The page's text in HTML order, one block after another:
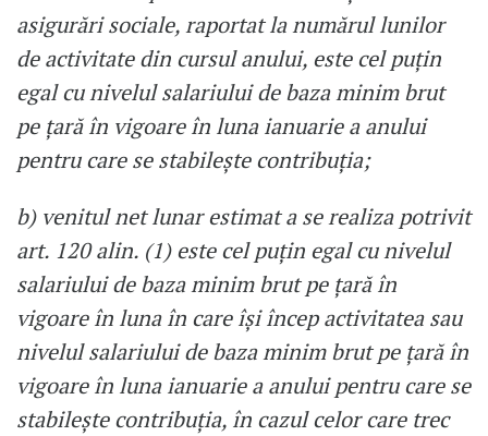
asigurări sociale, raportat la numărul lunilor
de activitate din cursul anului, este cel puţin
egal cu nivelul salariului de baza minim brut
pe ţară în vigoare în luna ianuarie a anului
pentru care se stabileşte contribuţia;
b) venitul net lunar estimat a se realiza potrivit
art. 120 alin. (1) este cel puţin egal cu nivelul
salariului de baza minim brut pe ţară în
vigoare în luna în care îşi încep activitatea sau
nivelul salariului de baza minim brut pe ţară în
vigoare în luna ianuarie a anului pentru care se
stabileşte contribuţia, în cazul celor care trec